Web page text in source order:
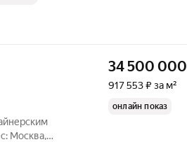
Москва,
34 500 000
917 553 ₽ за м²
онлайн показ